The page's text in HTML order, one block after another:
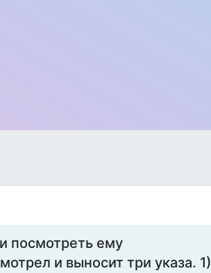
посмотреть ему
и выносит три указа. 1)